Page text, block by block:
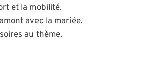
et la mobilité.
avec la mariée.
au thème.